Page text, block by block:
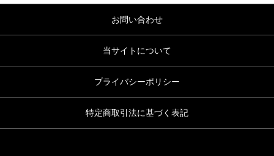
お問い合わせ
当サイトについて
プライバシーポリシー
特定商取引法に基づく表記